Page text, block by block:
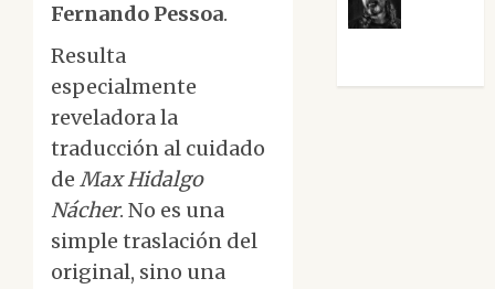
Fernando Pessoa.
Resulta
especialmente
reveladora la
traducción al cuidado
de Max Hidalgo
Nácher. No es una
simple traslación del
original, sino una